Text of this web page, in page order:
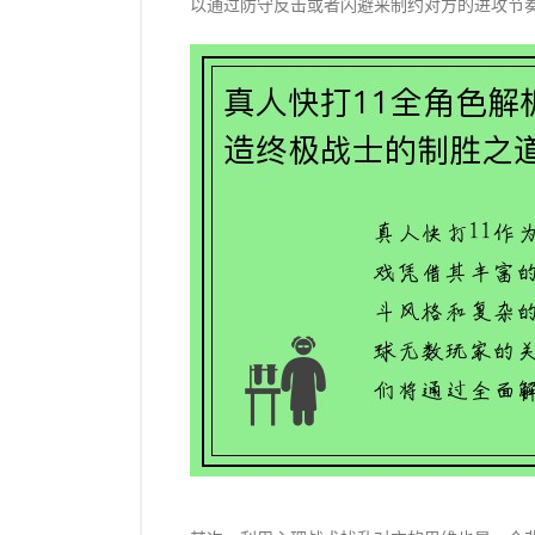
以通过防守反击或者闪避来制约对方的进攻节